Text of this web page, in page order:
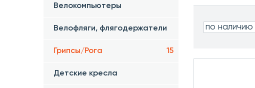
Велокомпьютеры
Велофляги, флягодержатели
Грипсы/Рога 15
Детские кресла
по наличию